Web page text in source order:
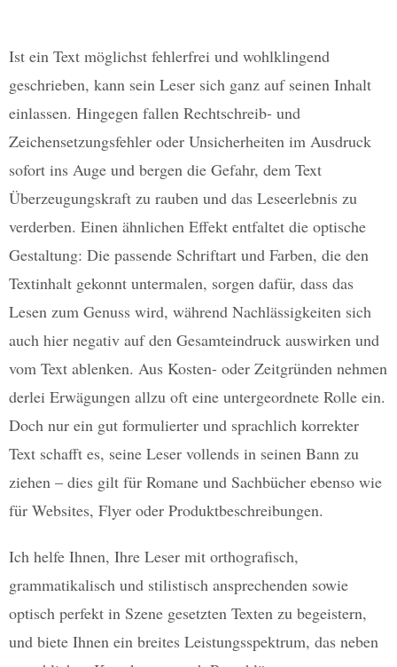
Ist ein Text möglichst fehlerfrei und wohlklingend
geschrieben, kann sein Leser sich ganz auf seinen Inhalt
einlassen. Hingegen fallen Rechtschreib- und
Zeichensetzungsfehler oder Unsicherheiten im Ausdruck
sofort ins Auge und bergen die Gefahr, dem Text
Überzeugungskraft zu rauben und das Leseerlebnis zu
verderben. Einen ähnlichen Effekt entfaltet die optische
Gestaltung: Die passende Schriftart und Farben, die den
Textinhalt gekonnt untermalen, sorgen dafür, dass das
Lesen zum Genuss wird, während Nachlässigkeiten sich
auch hier negativ auf den Gesamteindruck auswirken und
vom Text ablenken. Aus Kosten- oder Zeitgründen nehmen
derlei Erwägungen allzu oft eine untergeordnete Rolle ein.
Doch nur ein gut formulierter und sprachlich korrekter
Text schafft es, seine Leser vollends in seinen Bann zu
ziehen – dies gilt für Romane und Sachbücher ebenso wie
für Websites, Flyer oder Produktbeschreibungen.
Ich helfe Ihnen, Ihre Leser mit orthografisch,
grammatikalisch und stilistisch ansprechenden sowie
optisch perfekt in Szene gesetzten Texten zu begeistern,
und biete Ihnen ein breites Leistungsspektrum, das neben